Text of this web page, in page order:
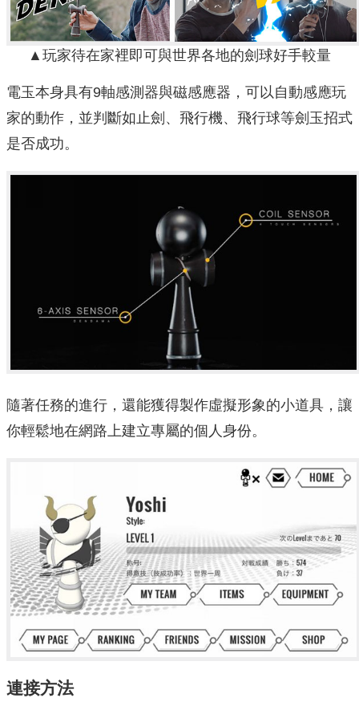
▲玩家待在家裡即可與世界各地的劍球好手較量
電玉本身具有9軸感測器與磁感應器，可以自動感應玩
家的動作，並判斷如止劍、飛行機、飛行球等劍玉招式
是否成功。
隨著任務的進行，還能獲得製作虛擬形象的小道具，讓
你輕鬆地在網路上建立專屬的個人身份。
連接方法